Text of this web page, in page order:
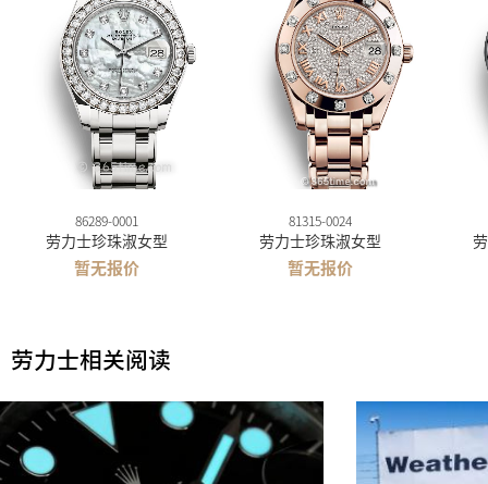
86289-0001
劳力士珍珠淑女型
暂无报价
81315-0024
劳力士珍珠淑女型
暂无报价
劳力士相关阅读